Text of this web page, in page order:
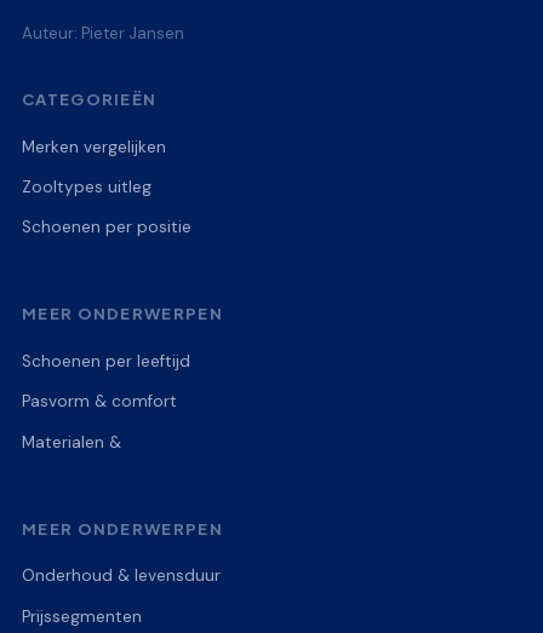
Auteur: Pieter Jansen
CATEGORIEËN
Merken vergelijken
Zooltypes uitleg
Schoenen per positie
MEER ONDERWERPEN
Schoenen per leeftijd
Pasvorm & comfort
Materialen &
MEER ONDERWERPEN
Onderhoud & levensduur
Prijssegmenten